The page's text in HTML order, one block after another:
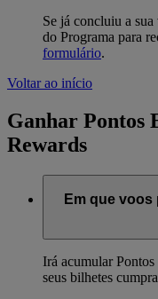
Se já concluiu a
do Programa para
formulário.
Voltar ao início
Ganhar Pontos
Rewards
Em que
Irá acumular
seus bilhetes